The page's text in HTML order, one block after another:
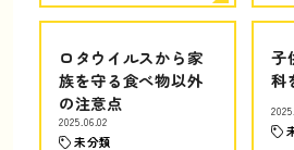
ロタウイルスから家
族を守る食べ物以外
の注意点
2025.06.02
未分類
子
科